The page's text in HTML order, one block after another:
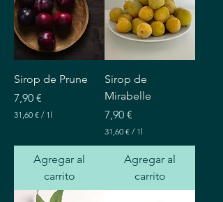
Sirop de Prune
Precio
7,90 €
31,60 € / 1l
,
€
Agregar al
carrito
Sirop de
Mirabelle
Precio
7,90 €
31,60 € / 1l
Agregar al
carrito